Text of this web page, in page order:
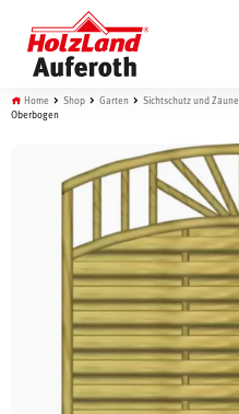
Böden
Türen
Wand
Home Shop Garten Sichtschutz und Zäune
Oberbogen